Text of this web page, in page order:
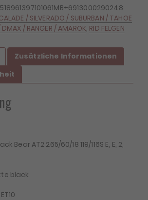
/ SILVERADO / SUBURBAN / TAHOE
DMAX / RANGER / AMAROK, RID FELGEN
Zusätzliche Informationen
Bear AT2 265/60/18 119/116S E, E, 2,
black